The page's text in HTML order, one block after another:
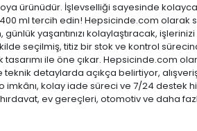
ürünüdür. İşlevselliği sayesinde
ml tercih edin! Hepsicinde.com olarak
yaşantınızı kolaylaştıracak,
seçilmiş, titiz bir stok ve kontrol
tasarımı ile öne çıkar.
detaylarda açıkça belirtiyor,
kolay iade süreci ve 7/24 destek
ev gereçleri, otomotiv ve daha